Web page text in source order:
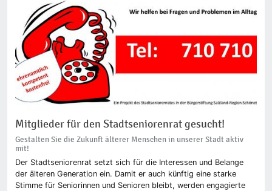
Mitglieder für den Stadtseniorenrat gesucht!
Gestalten Sie die Zukunft älterer Menschen in unserer Stadt aktiv
mit!
Der Stadtseniorenrat setzt sich für die Interessen und Belange
der älteren Generation ein. Damit er auch künftig eine starke
Stimme für Seniorinnen und Senioren bleibt, werden engagierte